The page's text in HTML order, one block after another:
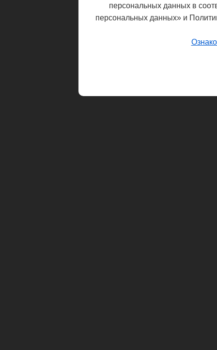
персональных данных в
персональных данных» и